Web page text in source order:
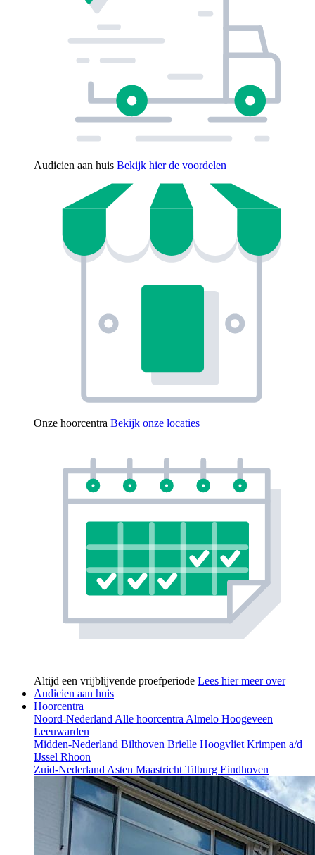
Audicien aan huis Bekijk hier de voordelen
Onze hoorcentra Bekijk onze locaties
Altijd een vrijblijvende proefperiode Lees hier meer over
Audicien aan huis
Hoorcentra
Noord-Nederland Alle hoorcentra Almelo Hoogeveen
Leeuwarden
Midden-Nederland Bilthoven Brielle Hoogvliet Krimpen a/d
IJssel Rhoon
Zuid-Nederland Asten Maastricht Tilburg Eindhoven